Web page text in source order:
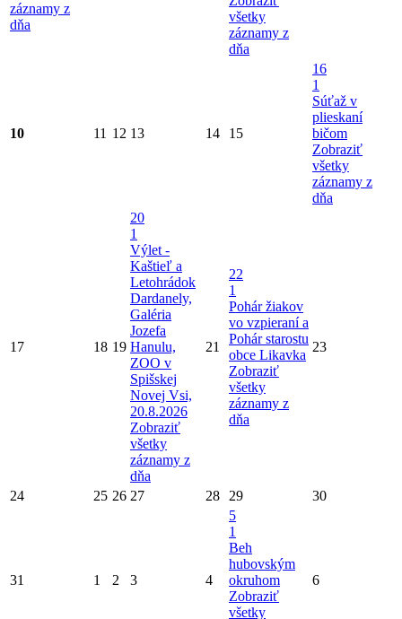
záznamy z
dňa
všetky
záznamy z
dňa
10 11 12 13 14 15
16
1
Súťaž v
plieskaní
bičom
Zobraziť
všetky
záznamy z
dňa
17 18 19
20
1
Výlet -
Kaštieľ a
Letohrádok
Dardanely,
Galéria
Jozefa
Hanulu,
ZOO v
Spišskej
Novej Vsi,
20.8.2026
Zobraziť
všetky
záznamy z
dňa
21
22
1
Pohár žiakov
vo vzpieraní a
Pohár starostu
obce Likavka
Zobraziť
všetky
záznamy z
dňa
23
24 25 26 27 28 29 30
31 1 2 3 4
5
1
Beh
hubovským
okruhom
Zobraziť
všetky
6